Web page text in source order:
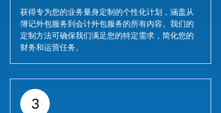
获得专为您的业务量身定制的个性化计划，涵盖从
簿记外包服务到会计外包服务的所有内容。我们的
定制方法可确保我们满足您的特定需求，简化您的
财务和运营任务。
3